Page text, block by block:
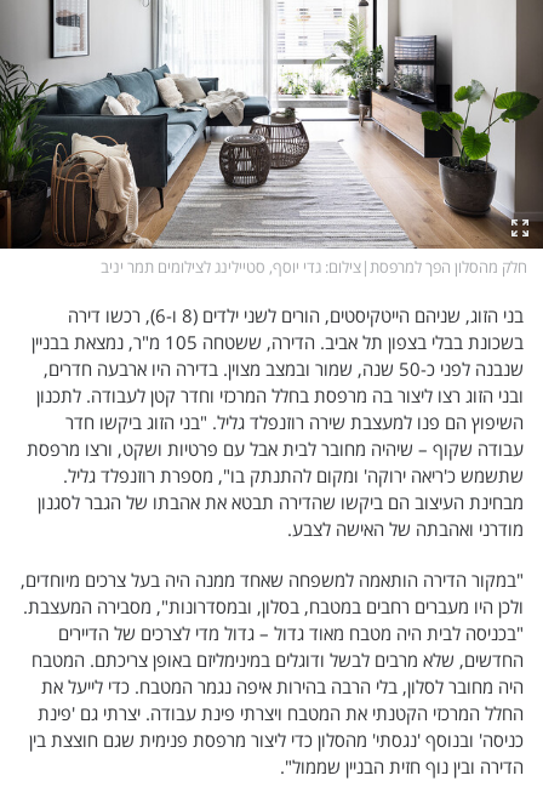
צרכנות
עיצוב ונדל''ן
TECH12
ספורט
בריאות
מדע וסביבה
פודקאסטים
נוסבאום מקליד
DATA
ועידות קשת 12
לאנג אמבישן
להיאבק בסרטן
פרקינסון
שכונה עם הכל
השקעות למתקדמים
שאלה אחת ביום
דרושים IL
easy
תכניות חדשות 12
המהדורה המרכזית
שבע
שש עם
אולפן שישי
חדשות סוף השבוע
חלק מהסלון הפך למרפסת|צילום: גדי יוסף, סטיילינג לצילומים תמר יניב
בני הזוג, שניהם הייטקיסטים, הורים לשני ילדים (8 ו-6), רכשו דירה
בשכונת בבלי בצפון תל אביב. הדירה, ששטחה 105 מ"ר, נמצאת בבניין
שנבנה לפני כ-50 שנה, שמור ובמצב מצוין. בדירה היו ארבעה חדרים,
ובני הזוג רצו ליצור בה מרפסת בחלל המרכזי וחדר קטן לעבודה. לתכנון
השיפוץ הם פנו למעצבת שירה רוזנפלד גליל. "בני הזוג ביקשו חדר
עבודה שקוף – שיהיה מחובר לבית אבל עם פרטיות ושקט, ורצו מרפסת
שתשמש כ'ריאה ירוקה' ומקום להתנתק בו", מספרת רוזנפלד גליל.
מבחינת העיצוב הם ביקשו שהדירה תבטא את אהבתו של הגבר לסגנון
מודרני ואהבתה של האישה לצבע.
"במקור הדירה הותאמה למשפחה שאחד ממנה היה בעל צרכים מיוחדים,
ולכן היו מעברים רחבים במטבח, בסלון, ובמסדרונות", מסבירה המעצבת.
"בכניסה לבית היה מטבח מאוד גדול – גדול מדי לצרכים של הדיירים
החדשים, שלא מרבים לבשל ודוגלים במינימליזם באופן צריכתם. המטבח
היה מחובר לסלון, בלי הרבה בהירות איפה נגמר המטבח. כדי לייעל את
החלל המרכזי הקטנתי את המטבח ויצרתי פינת עבודה. יצרתי גם 'פינת
כניסה' ובנוסף 'נגסתי' מהסלון כדי ליצור מרפסת פנימית שגם חוצצת בין
הדירה ובין נוף חזית הבניין שממול".